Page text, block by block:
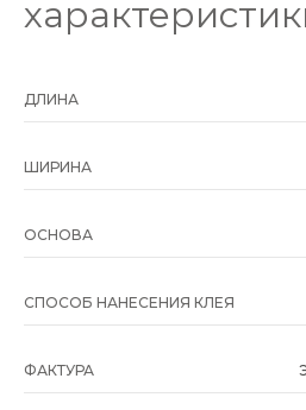
ДЛИНА
ШИРИНА
ОСНОВА
СПОСОБ НАНЕСЕНИЯ КЛЕЯ
ФАКТУРА